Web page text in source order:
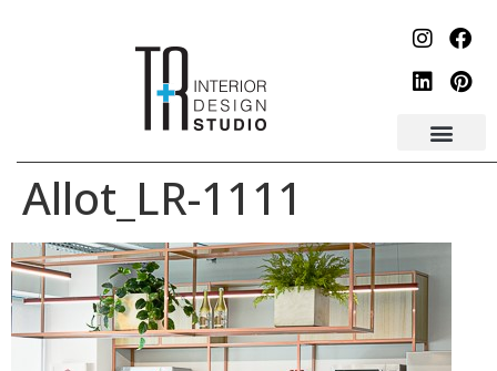
Allot_LR-1111